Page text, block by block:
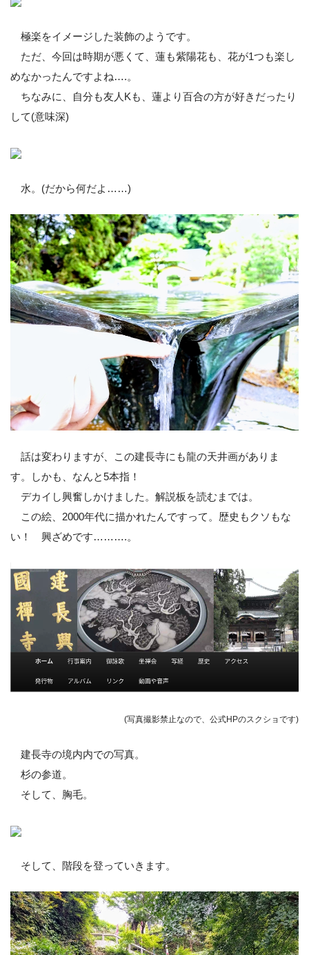
極楽をイメージした装飾のようです。
ただ、今回は時期が悪くて、蓮も紫陽花も、花が1つも楽し
めなかったんですよね….。
ちなみに、自分も友人Kも、蓮より百合の方が好きだったり
して(意味深)
水。(だから何だよ……)
話は変わりますが、この建長寺にも龍の天井画がありま
す。しかも、なんと5本指！
デカイし興奮しかけました。解説板を読むまでは。
この絵、2000年代に描かれたんですって。歴史もクソもな
い！ 興ざめです……….。
(写真撮影禁止なので、公式HPのスクショです)
建長寺の境内内での写真。
杉の参道。
そして、胸毛。
そして、階段を登っていきます。